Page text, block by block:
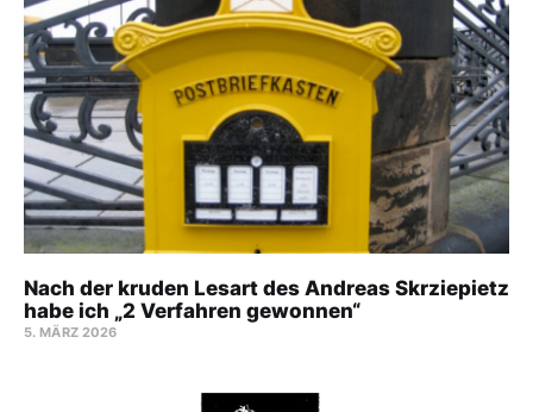
Nach der kruden Lesart des Andreas Skrziepietz
habe ich „2 Verfahren gewonnen“
5. MÄRZ 2026